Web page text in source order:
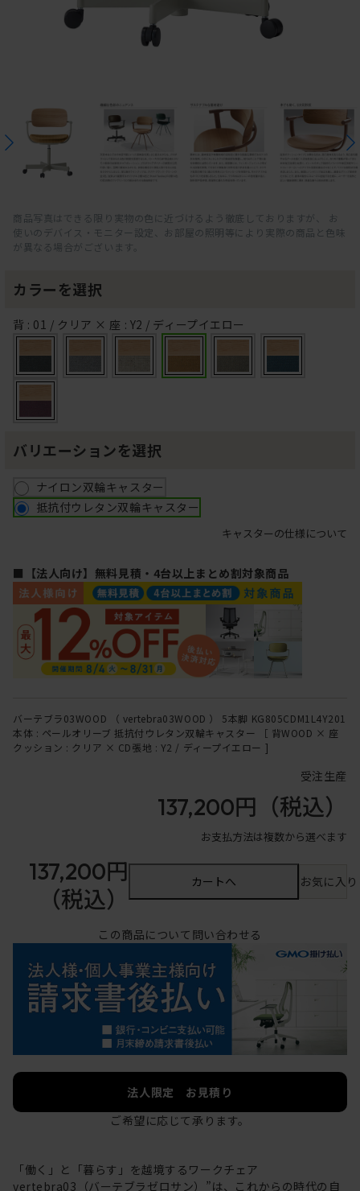
商品写真はできる限り実物の色に近づけるよう徹底しておりますが、 お
使いのデバイス・モニター設定、お部屋の照明等により実際の商品と色味
が異なる場合がございます。
カラーを選択
背 : 01 / クリア × 座 : Y2 / ディープイエロー
バリエーションを選択
ナイロン双輪キャスター
抵抗付ウレタン双輪キャスター
キャスターの仕様について
■【法人向け】無料見積・4台以上まとめ割対象商品
バーテブラ03WOOD （ vertebra03WOOD ） 5本脚 KG805CDM1L4Y201
本体 : ペールオリーブ 抵抗付ウレタン双輪キャスター ［ 背WOOD × 座
クッション : クリア × CD張地 : Y2 / ディープイエロー ]
受注生産
137,200円 （税込）
お支払方法は複数から選べます
137,200円
（税込）
カートへ お気に入
この商品について問い合わせる
法人限定 お見積り
ご希望に応じて承ります。
「働く」と「暮らす」を越境するワークチェア
vertebra03（バーテブラゼロサン）”は、これからの時代の自